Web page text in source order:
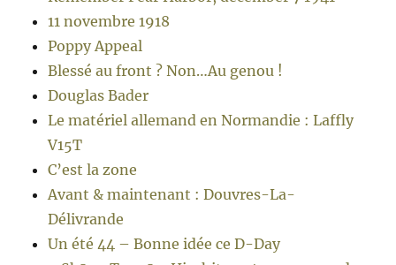
11 novembre 1918
Poppy Appeal
Blessé au front ? Non…Au genou !
Douglas Bader
Le matériel allemand en Normandie : Laffly
V15T
C’est la zone
Avant & maintenant : Douvres-La-
Délivrande
Un été 44 – Bonne idée ce D-Day